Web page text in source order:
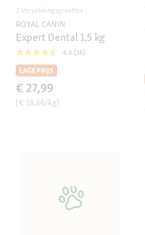
2 Verpakkingsgroottes
ROYAL CANIN
Expert Dental 1,5 kg
4.6 (16)
LAGE PRIJS
€ 27,99
(€ 18,66/kg)